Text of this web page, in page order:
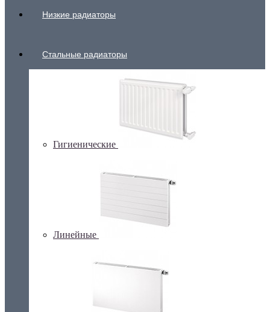
Низкие радиаторы
Стальные радиаторы
Гигиенические
Линейные